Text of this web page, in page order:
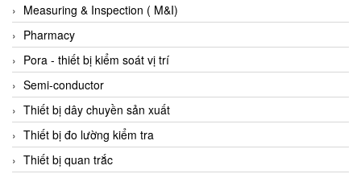
Fimet
Fine Suntronix
FineTek
Finna Sensors Vietnam
Fireye
Fischer
Fisher
Measuring & Inspection ( M&I)
Pharmacy
Pora - thiết bị kiểm soát vị trí
Semi-conductor
Thiết bị dây chuyền sản xuất
Thiết bị đo lường kiểm tra
Thiết bị quan trắc